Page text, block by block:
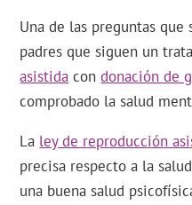
Una de las preguntas
padres que siguen un
asistida condonación de
comprobado la salud
La ley de reproducción
precisa respecto a la
una buena salud